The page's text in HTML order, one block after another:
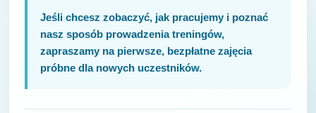
Jeśli chcesz zobaczyć, jak pracujemy i poznać
nasz sposób prowadzenia treningów,
zapraszamy na pierwsze, bezpłatne zajęcia
próbne dla nowych uczestników.